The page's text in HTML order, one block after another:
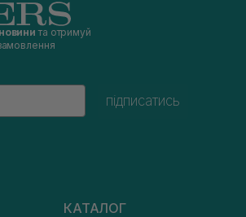
та отримуй
підписатись
КАТАЛОГ